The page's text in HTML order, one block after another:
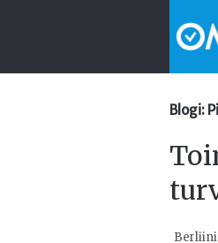
Blogi: